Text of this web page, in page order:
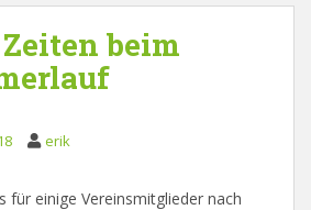
beim
erik
für einige Vereinsmitglieder nach